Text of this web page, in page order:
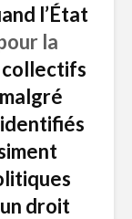
l’État
la
collectifs
droit